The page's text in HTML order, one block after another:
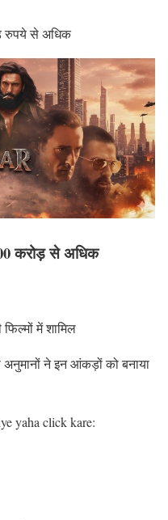
रुपये से अधिक
करोड़ से अधिक
में शामिल
अनुमानों ने इन आंकड़ों को बनाया
yaha click kare: